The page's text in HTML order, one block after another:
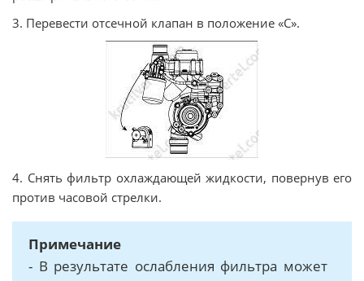
3. Перевести отсечной клапан в положение «С».
4. Снять фильтр охлаждающей жидкости, повернув его
против часовой стрелки.
Примечание
- В результате ослабления фильтра может